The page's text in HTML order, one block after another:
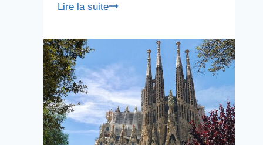
Lire la suiteParc